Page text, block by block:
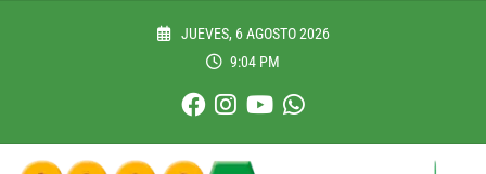
JUEVES, 6 AGOSTO 2026
9:04 PM